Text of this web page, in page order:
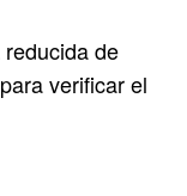
de
verificar el